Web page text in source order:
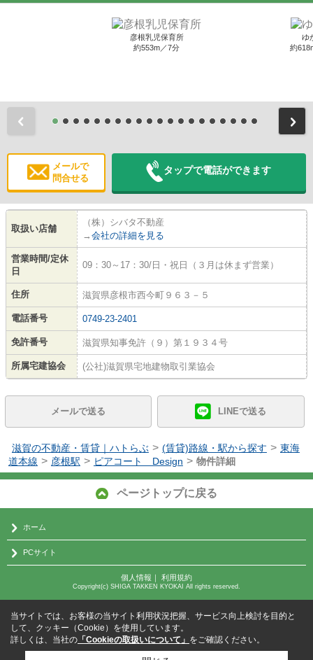
彦根乳児保育所
約553m／7分
ゆ
約
メールで
問合せる
タップで電話ができます
取扱い店舗
（株）シバタ不動産
→ 会社の詳細を見る
営業時間/定休
日
09：30～17：30/日・祝日（３月は休まず営業）
住所 滋賀県彦根市西今町９６３－５
電話番号 0749-23-2401
免許番号 滋賀県知事免許（９）第１９３４号
所属宅建協会 (公社)滋賀県宅地建物取引業協会
メールで送る LINEで送る
滋賀の不動産・賃貸｜ハトらぶ > (賃貸)路線・駅から探す > 東海
道本線 > 彦根駅 > ピアコート Design > 物件詳細
ページトップに戻る
ホーム
PCサイト
個人情報 ｜ 利用規約
Copyright(c) SHIGA TAKKEN KYOKAI All rights reserved.
当サイトでは、お客様の当サイト利用状況把握、サービス向上検討を目的と
して、クッキー（Cookie）を使用しています。
詳しくは、当社の 「Cookieの取扱いについて」 をご確認ください。